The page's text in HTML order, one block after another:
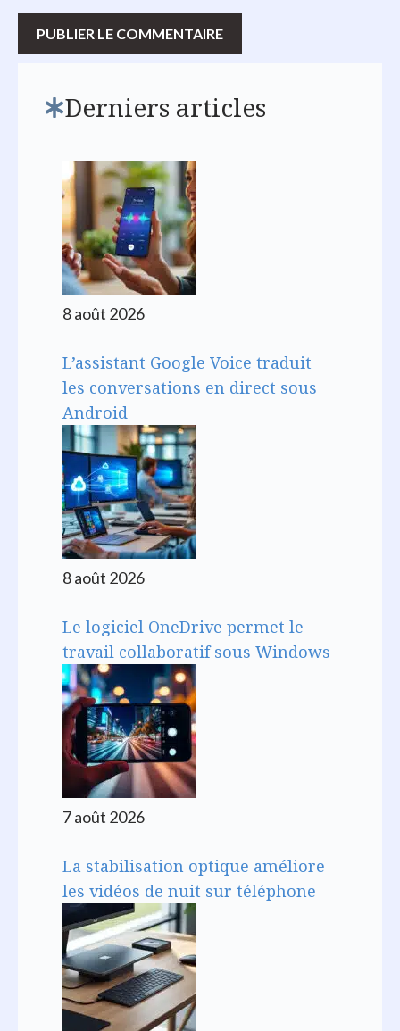
Derniers articles
8 août 2026
L’assistant Google Voice traduit
les conversations en direct sous
Android
8 août 2026
Le logiciel OneDrive permet le
travail collaboratif sous Windows
7 août 2026
La stabilisation optique améliore
les vidéos de nuit sur téléphone